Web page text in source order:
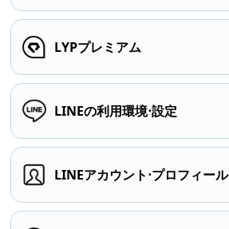
LYPプレミアム
LINEの利用環境⋅設定
LINEアカウント⋅プロフィール